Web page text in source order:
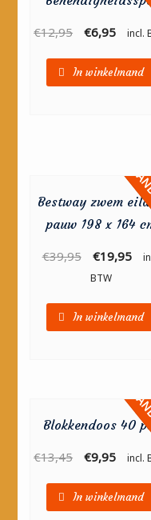
€12,95 €6,95 incl.
In winkelmand
Bestway zwem
pauw 198 x 164
€39,95 €19,95
BTW
In winkelmand
Blokkendoos 40
€13,45 €9,95 incl.
In winkelmand